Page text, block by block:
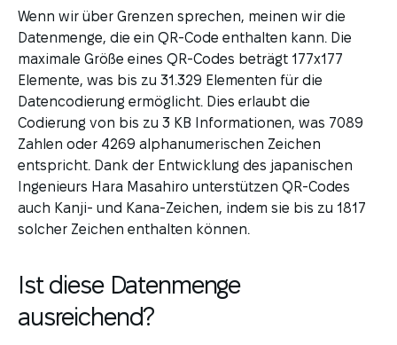
Wenn wir über Grenzen sprechen, meinen wir die
Datenmenge, die ein QR-Code enthalten kann. Die
maximale Größe eines QR-Codes beträgt 177x177
Elemente, was bis zu 31.329 Elementen für die
Datencodierung ermöglicht. Dies erlaubt die
Codierung von bis zu 3 KB Informationen, was 7089
Zahlen oder 4269 alphanumerischen Zeichen
entspricht. Dank der Entwicklung des japanischen
Ingenieurs Hara Masahiro unterstützen QR-Codes
auch Kanji- und Kana-Zeichen, indem sie bis zu 1817
solcher Zeichen enthalten können.
Ist diese Datenmenge
ausreichend?